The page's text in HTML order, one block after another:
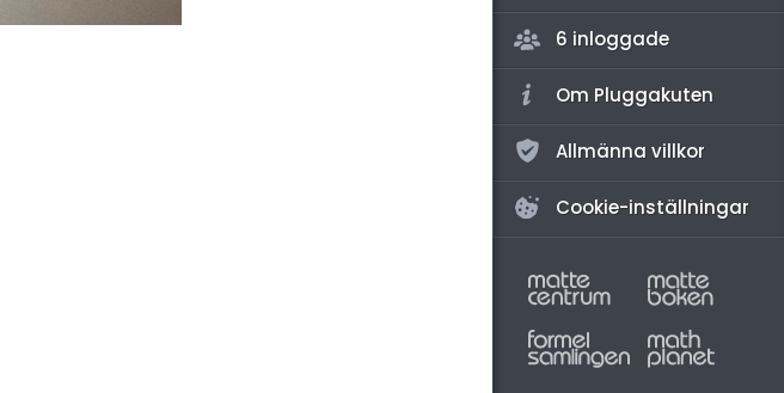
6 inloggade
Om Pluggakuten
Allmänna villkor
Cookie-inställningar